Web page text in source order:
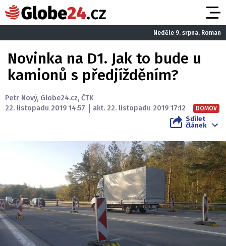
Neděle 9. srpna, Roman
Novinka na D1. Jak to bude u
kamionů s předjížděním?
Petr Nový, Globe24.cz, ČTK
22. listopadu 2019 14:57
akt. 22. listopadu 2019 17:12 DOMOV
Sdílet
článek